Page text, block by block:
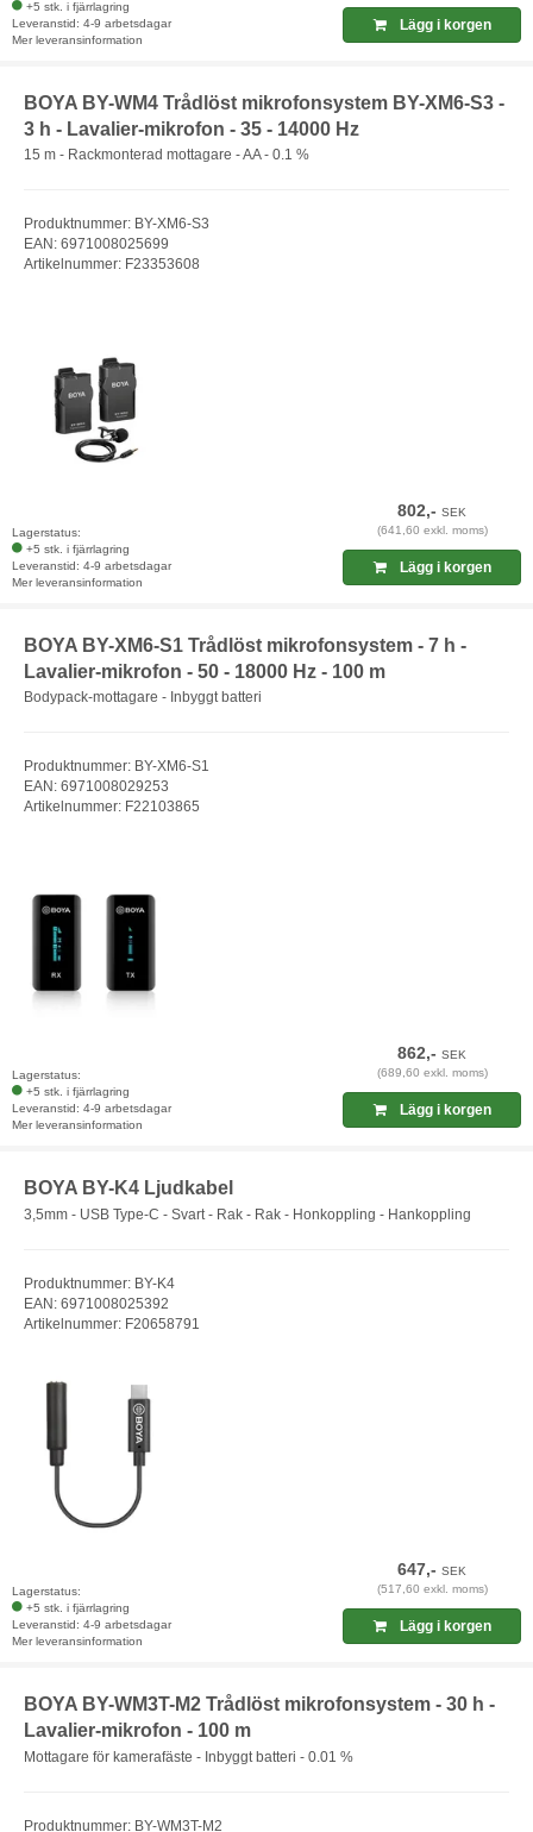
+5 stk. i fjärrlagring
Leveranstid: 4-9 arbetsdagar
Mer leveransinformation
Lägg i korgen
BOYA BY-WM4 Trådlöst mikrofonsystem BY-XM6-S3 -
3 h - Lavalier-mikrofon - 35 - 14000 Hz
15 m - Rackmonterad mottagare - AA - 0.1 %
Produktnummer: BY-XM6-S3
EAN: 6971008025699
Artikelnummer: F23353608
Lagerstatus:
+5 stk. i fjärrlagring
Leveranstid: 4-9 arbetsdagar
Mer leveransinformation
802,-SEK
(641,60 exkl. moms)
Lägg i korgen
BOYA BY-XM6-S1 Trådlöst mikrofonsystem - 7 h -
Lavalier-mikrofon - 50 - 18000 Hz - 100 m
Bodypack-mottagare - Inbyggt batteri
Produktnummer: BY-XM6-S1
EAN: 6971008029253
Artikelnummer: F22103865
Lagerstatus:
+5 stk. i fjärrlagring
Leveranstid: 4-9 arbetsdagar
Mer leveransinformation
862,-SEK
(689,60 exkl. moms)
Lägg i korgen
BOYA BY-K4 Ljudkabel
3,5mm - USB Type-C - Svart - Rak - Rak - Honkoppling - Hankoppling
Produktnummer: BY-K4
EAN: 6971008025392
Artikelnummer: F20658791
Lagerstatus:
+5 stk. i fjärrlagring
Leveranstid: 4-9 arbetsdagar
Mer leveransinformation
647,-SEK
(517,60 exkl. moms)
Lägg i korgen
BOYA BY-WM3T-M2 Trådlöst mikrofonsystem - 30 h -
Lavalier-mikrofon - 100 m
Mottagare för kamerafäste - Inbyggt batteri - 0.01 %
Produktnummer: BY-WM3T-M2